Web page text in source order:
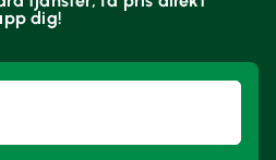
dig!